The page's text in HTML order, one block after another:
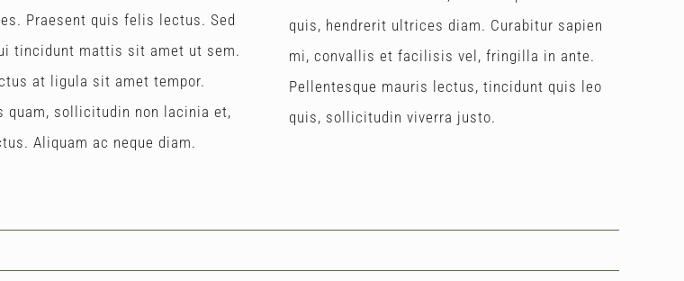
Praesent quis felis lectus. Sed
tincidunt mattis sit amet ut sem.
at ligula sit amet tempor.
quam, sollicitudin non lacinia et,
Aliquam ac neque diam.
quis, hendrerit ultrices diam. Curabitur sapien
mi, convallis et facilisis vel, fringilla in ante.
Pellentesque mauris lectus, tincidunt quis leo
quis, sollicitudin viverra justo.